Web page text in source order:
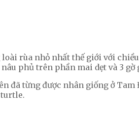
rùa nhỏ nhất thế giới với
phủ trên phần mai dẹt và 3 gờ
từng được nhân giống ở Tam